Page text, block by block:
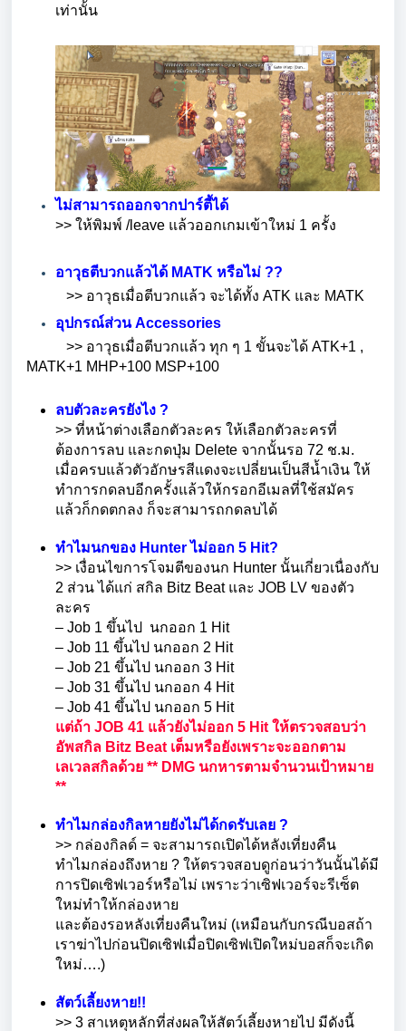
เท่านั้น
ไม่สามารถออกจากปาร์ตี้ได้
>> ให้พิมพ์ /leave แล้วออกเกมเข้าใหม่ 1 ครั้ง
อาวุธตีบวกแล้วได้ MATK หรือไม่ ??
>> อาวุธเมื่อตีบวกแล้ว จะได้ทั้ง ATK และ MATK
อุปกรณ์ส่วน Accessories
>> อาวุธเมื่อตีบวกแล้ว ทุก ๆ 1 ขั้นจะได้ ATK+1 ,
MATK+1 MHP+100 MSP+100
ลบตัวละครยังไง ?
>> ที่หน้าต่างเลือกตัวละคร ให้เลือกตัวละครที่
ต้องการลบ และกดปุ่ม Delete จากนั้นรอ 72 ช.ม.
เมื่อครบแล้วตัวอักษรสีแดงจะเปลี่ยนเป็นสีน้ำเงิน ให้
ทำการกดลบอีกครั้งแล้วให้กรอกอีเมลที่ใช้สมัคร
แล้วก็กดตกลง ก็จะสามารถกดลบได้
ทำไมนกของ Hunterไม่ออก 5 Hit?
>> เงื่อนไขการโจมตีของนก Hunter นั้นเกี่ยวเนื่องกับ
2 ส่วน ได้แก่ สกิล Bitz Beat และ JOB LV ของตัว
ละคร
– Job 1 ขึ้นไป นกออก 1 Hit
– Job 11 ขึ้นไป นกออก 2 Hit
– Job 21 ขึ้นไป นกออก 3 Hit
– Job 31 ขึ้นไป นกออก 4 Hit
– Job 41 ขึ้นไป นกออก 5 Hit
แต่ถ้า JOB 41 แล้วยังไม่ออก 5 Hit ให้ตรวจสอบว่า
อัพสกิล Bitz Beat เต็มหรือยังเพราะจะออกตาม
เลเวลสกิลด้วย ** DMG นกหารตามจำนวนเป้าหมาย
**
ทำไมกล่องกิลหายยังไม่ได้กดรับเลย ?
>> กล่องกิลด์ = จะสามารถเปิดได้หลังเที่ยงคืน
ทำไมกล่องถึงหาย ? ให้ตรวจสอบดูก่อนว่าวันนั้นได้มี
การปิดเซิฟเวอร์หรือไม่ เพราะว่าเซิฟเวอร์จะรีเซ็ต
ใหม่ทำให้กล่องหาย
และต้องรอหลังเที่ยงคืนใหม่ (เหมือนกับกรณีบอสถ้า
เราฆ่าไปก่อนปิดเซิฟเมื่อปิดเซิฟเปิดใหม่บอสก็จะเกิด
ใหม่….)
สัตว์เลี้ยงหาย!!
>> 3 สาเหตุหลักที่ส่งผลให้สัตว์เลี้ยงหายไป มีดังนี้